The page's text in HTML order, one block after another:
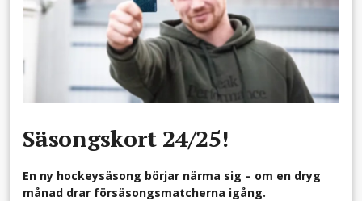
Säsongskort 24/25!
En ny hockeysäsong börjar närma sig – om en dryg
månad drar försäsongsmatcherna igång.